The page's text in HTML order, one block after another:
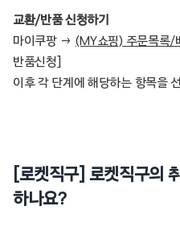
교환/반품 신청하기
마이쿠팡 → (MY쇼핑) 주문목록/
반품신청]
이후 각 단계에 해당하는 항목을
[로켓직구] 로켓직구의
하나요?